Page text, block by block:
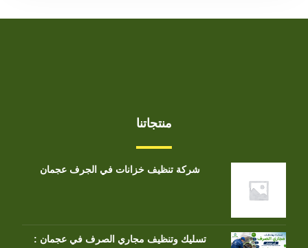
منتجاتنا
شركة تنظيف خزانات في الجرف عجمان
تسليك وتنظيف مجاري الصرف في عجمان :